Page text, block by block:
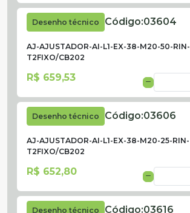
Desenho técnico Código:03604
AJ-AJUSTADOR-AI-L1-EX-38-M20-50-RIN-
T2FIXO/CB202
R$ 659,53
Desenho técnico Código:03606
AJ-AJUSTADOR-AI-L1-EX-38-M20-25-RIN-
T2FIXO/CB202
R$ 652,80
Desenho técnico Código:03616